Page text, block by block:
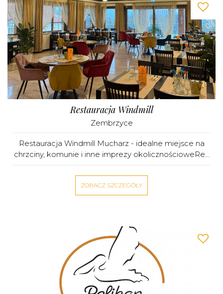
Restauracja Windmill
Zembrzyce
Restauracja Windmill Mucharz - idealne miejsce na
chrzciny, komunie i inne imprezy okolicznościoweRe...
ZOBACZ SZCZEGÓŁY